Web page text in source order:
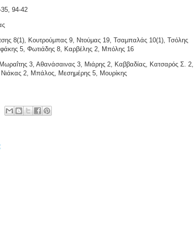
94-42
8(1), Κουτρούμπας 9, Ντούμας 19, Τσαμπαλάς 10(1), Τσόλης
5, Φωτιάδης 8, Καρβέλης 2, Μπόλης 16
3, Αθανάσαινας 3, Μιάρης 2, Καββαδίας, Κατσαρός Σ. 2,
Νιάκας 2, Μπάλος, Μεσημέρης 5, Μουρίκης